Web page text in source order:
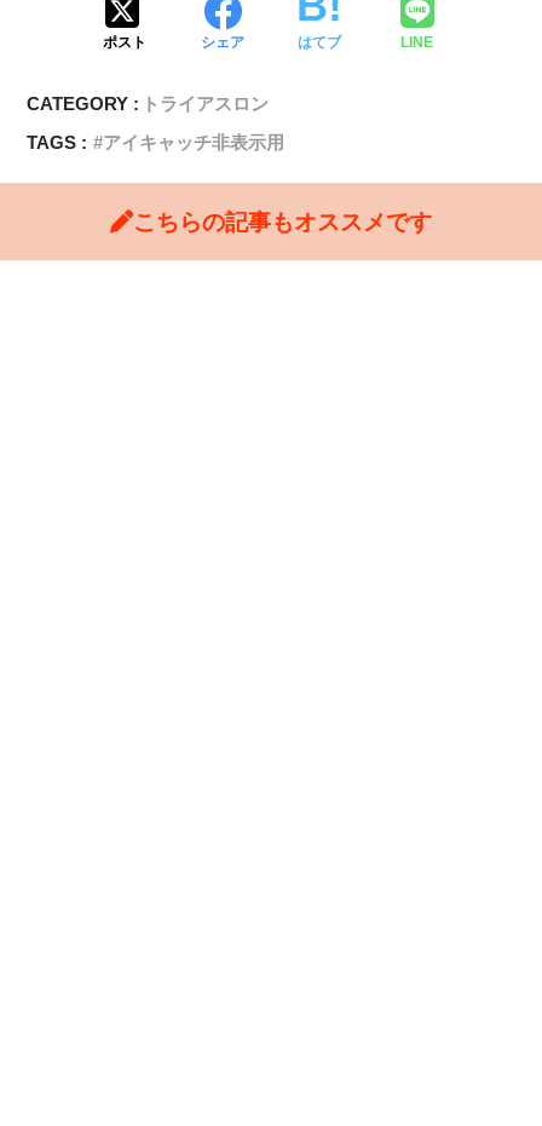
ポスト シェア はてブ LINE
CATEGORY : トライアスロン
TAGS :
アイキャッチ非表示用
こちらの記事もオススメです